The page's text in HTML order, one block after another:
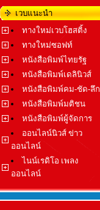
เวบแนะนำ
ทางใหม่เวบโฮสติ้ง
ทางใหม่ซอฟท์
หนังสือพิมพ์ไทยรัฐ
หนังสือพิมพ์เดลินิวส์
หนังสือพิมพ์คม-ชัด-ลึก
หนังสือพิมพ์มติชน
หนังสือพิมพ์ผู้จัดการ
ออนไลน์นิวส์ ข่าว
ออนไลน์
ไนน์เรดิโอ เพลง
ออนไลน์